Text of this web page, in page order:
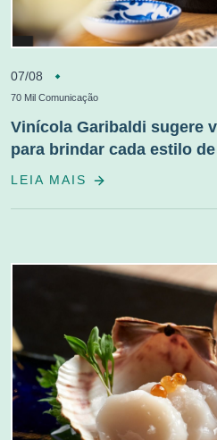
07/08
70 Mil Comunicação
Vinícola Garibaldi sugere
para brindar cada estilo
LEIA MAIS